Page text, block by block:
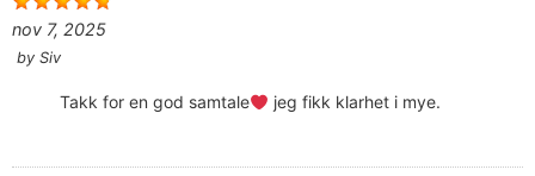
nov 7, 2025
by Siv
Takk for en god samtale jeg fikk klarhet i mye.